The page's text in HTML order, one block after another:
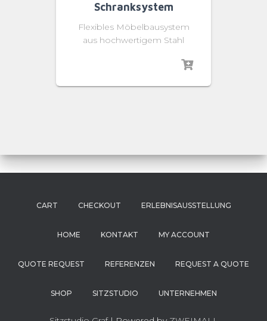
Schranksystem
Flexibles Möbelbausystem
aus hochwertigem Stahl
CART CHECKOUT ERLEBNISAUSSTELLUNG
HOME KONTAKT MY ACCOUNT
QUOTE REQUEST REFERENZEN REQUEST A QUOTE
SHOP SITZSTUDIO UNTERNEHMEN